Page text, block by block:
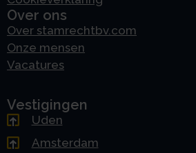
Over ons
Over stamrechtbv.com
Onze mensen
Vacatures
Vestigingen
Uden
Amsterdam